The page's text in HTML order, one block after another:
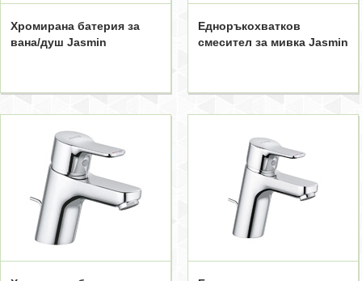
Хромирана батерия за
вана/душ Jasmin
Едноръкохватков
смесител за мивка Jasmin